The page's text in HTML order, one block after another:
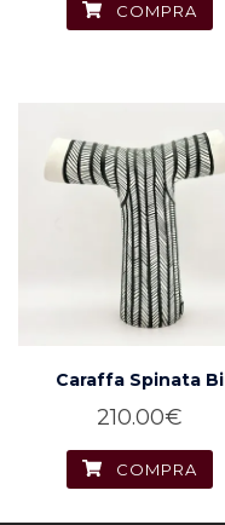
COMPRA
Caraffa Spinata Bi
210.00€
COMPRA